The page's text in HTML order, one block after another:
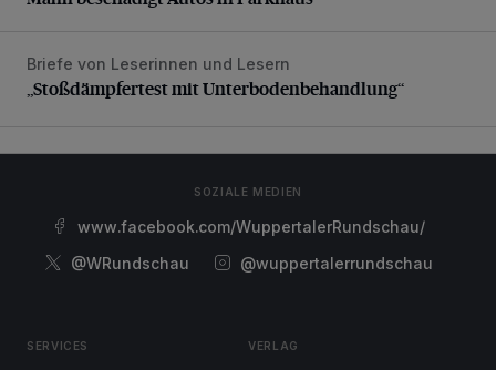
„Stoßdämpfertest mit Unterbodenbehandlung“
Briefe von Leserinnen und Lesern
„Stoßdämpfertest mit Unterbodenbehandlung“
SOZIALE MEDIEN
www.facebook.com/WuppertalerRundschau/
@WRundschau
@wuppertalerrundschau
SERVICES VERLAG